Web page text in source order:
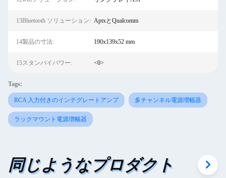
13Bluetooth ソリューション: AptxとQualcomm
14製品の寸法: 190x139x52 mm
15スタンバイパワー: <0>
Tags:
RCA 入力付きのインテグレートアンプ 多チャンネル電源増幅器
ラックマウント電源増幅器
同じようなプロダクト